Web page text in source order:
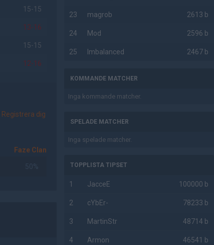
15-15
13-16
15-15
12-16
Registrera dig
Faze Clan
50%
23 magrob 2613 b
24 Mod 2596 b
25 Imbalanced 2467 b
KOMMANDE MATCHER
Inga kommande matcher.
SPELADE MATCHER
Inga spelade matcher.
TOPPLISTA TIPSET
1 JacceE 100000 b
2 cYbEr- 78233 b
3 MartinStr 48714 b
4 Armon 46541 b